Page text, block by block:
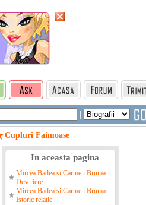
|
Cupluri Faimoase
In aceasta pagina
Mircea Badea si Carmen Bruma
Descriere
Mircea Badea si Carmen Bruma
Istoric relatie